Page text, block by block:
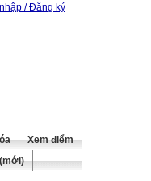
/ Đăng ký
Xem điểm